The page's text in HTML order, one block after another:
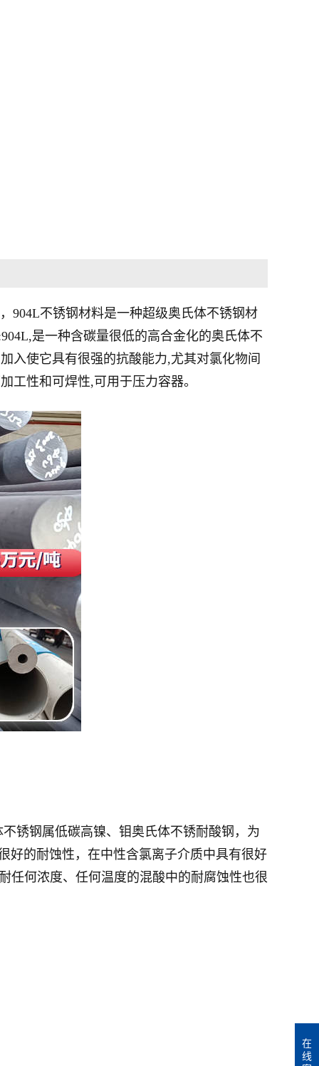
904L不锈钢材料是一种超级奥氏体不锈钢材
是一种含碳量很低的高合金化的奥氏体不
入使它具有很强的抗酸能力,尤其对氯化物间
工性和可焊性,可用于压力容器。
不锈钢属低碳高镍、钼奥氏体不锈耐酸钢，为
好的耐蚀性，在中性含氯离子介质中具有很好
任何浓度、任何温度的混酸中的耐腐蚀性也很
在
线